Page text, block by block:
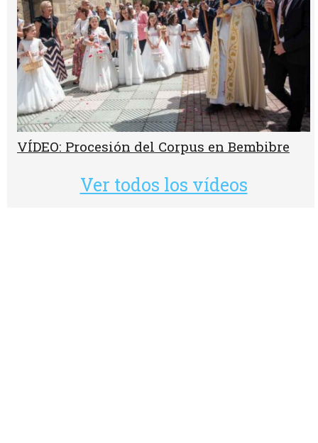
VÍDEO: Procesión del Corpus en Bembibre
Ver todos los vídeos